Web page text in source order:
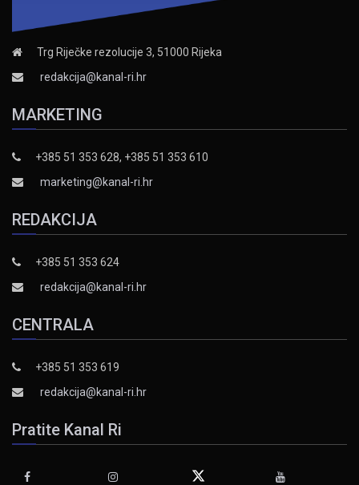
Trg Riječke rezolucije 3, 51000 Rijeka
redakcija@kanal-ri.hr
MARKETING
+385 51 353 628, +385 51 353 610
marketing@kanal-ri.hr
REDAKCIJA
+385 51 353 624
redakcija@kanal-ri.hr
CENTRALA
+385 51 353 619
redakcija@kanal-ri.hr
Pratite Kanal Ri